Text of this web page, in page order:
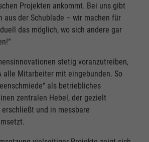
Projekten ankommt. Bei uns gibt
aus der Schublade – wir machen für
das möglich, wo sich andere gar
stetig voranzutreiben,
alle Mitarbeiter mit eingebunden. So
als betriebliches
zentralen Hebel, der gezielt
und in messbare